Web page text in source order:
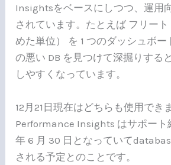
Insightsをベースにしつつ、運用
されています。たとえば フリート
めた単位） を 1 つのダッシュボ
の悪い DB を見つけて深掘りする
しやすくなっています。
12月21日現在はどちらも使用でき
Performance Insights はサポート
年 6 月 30 日となっていて
される予定とのことです。